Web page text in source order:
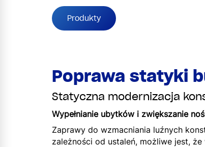
Produkty
Poprawa statyki
Statyczna modernizacja
Wypełnianie ubytków i zwiększanie
Zaprawy do wzmacniania luźnych
zależności od ustaleń, możliwe jest,